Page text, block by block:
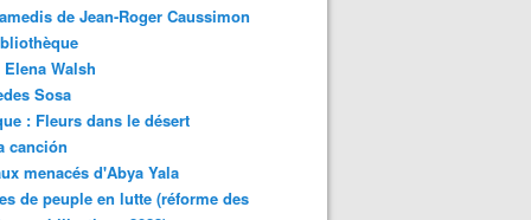
de Jean-Roger Caussimon
Walsh
Sosa
: Fleurs dans le désert
canción
menacés d'Abya Yala
de peuple en lutte (réforme des